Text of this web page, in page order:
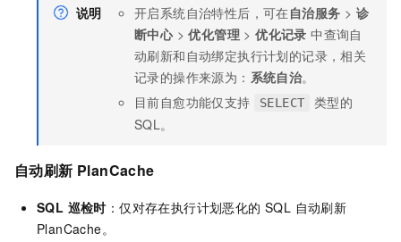
说明 开启系统自治特性后，可在自治服务 > 诊
断中心>优化管理 >优化记录 中查询自
动刷新和自动绑定执行计划的记录，相关
记录的操作来源为： 系统自治。
目前自愈功能仅支持
SELECT
类型的
SQL。
自动刷新 PlanCache
SQL 巡检时 ：仅对存在执行计划恶化的 SQL 自动刷新
PlanCache。